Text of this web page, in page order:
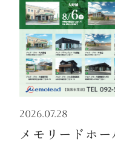
2026.07.28
メモリードホ